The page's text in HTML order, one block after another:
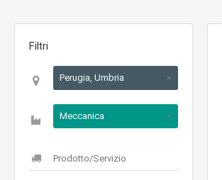
Filtri
Perugia, Umbria ×
Meccanica ×